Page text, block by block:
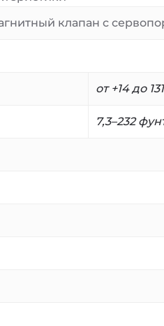
клапан с
от +14 до
7,3–232